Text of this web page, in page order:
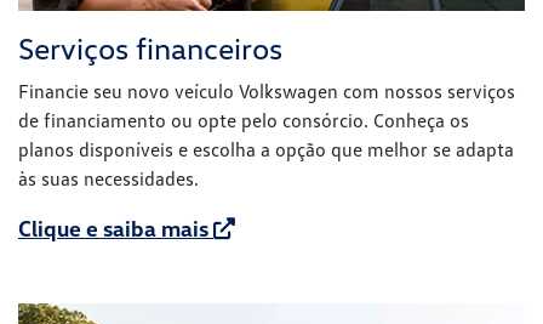
Serviços financeiros
Financie seu novo veículo Volkswagen com nossos serviços
de financiamento ou opte pelo consórcio. Conheça os
planos disponíveis e escolha a opção que melhor se adapta
às suas necessidades.
Clique e saiba mais